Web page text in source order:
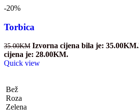
-20%
Torbica
35.00KM Izvorna cijena bila je: 35.00KM.
cijena je: 28.00KM.
Quick view
Bež
Roza
Zelena